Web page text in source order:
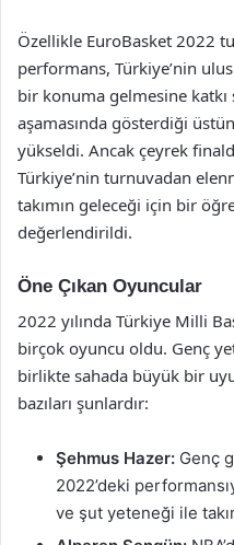
Özellikle EuroBasket 2022
performans, Türkiye’nin
bir konuma gelmesine katkı
aşamasında gösterdiği
yükseldi. Ancak çeyrek
Türkiye’nin turnuvadan
takımın geleceği için bir
değerlendirildi.
Öne Çıkan Oyuncular
2022 yılında Türkiye Milli
birçok oyuncu oldu. Genç
birlikte sahada büyük bir
bazıları şunlardır:
Şehmus Hazer: Genç
2022’deki
ve şut yeteneği ile